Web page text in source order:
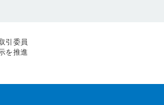
引委員
を推進